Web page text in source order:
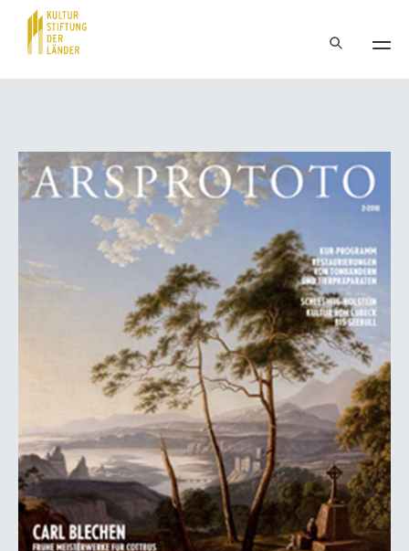
Hauptnavigation